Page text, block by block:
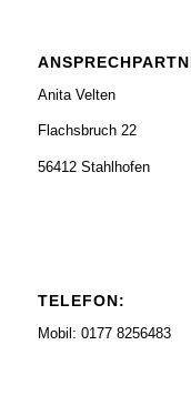
Anita Velten
Flachsbruch 22
56412 Stahlhofen
TELEFON:
Mobil: 0177 8256483